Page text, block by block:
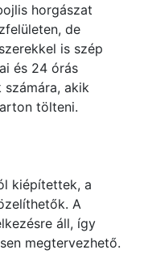
horgászat
de
is szép
és 24 órás
számára, akik
tölteni.
kiépítettek, a
A
áll, így
megtervezhető.